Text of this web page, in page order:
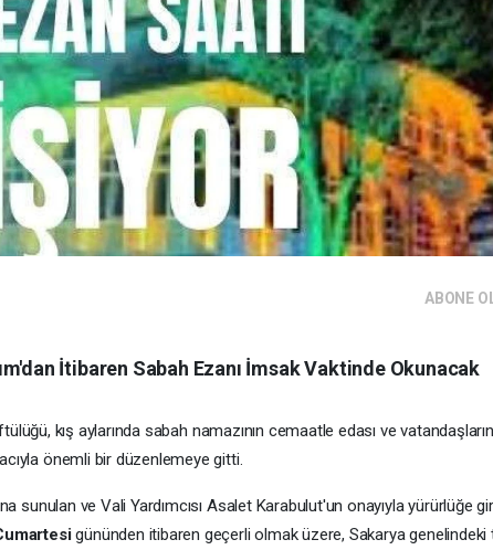
ABONE
İtibaren Sabah Ezanı İmsak Vaktinde Okunacak
kış aylarında sabah namazının cemaatle edası ve
önemli bir düzenlemeye gitti.
sunulan ve Vali Yardımcısı Asalet Karabulut'un onayıyla yürürlüğe
gününden itibaren geçerli olmak üzere, Sakarya